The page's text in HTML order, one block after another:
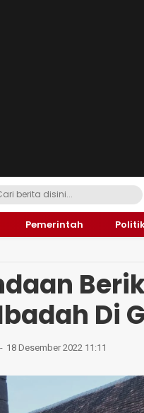
Pemerintah
Di
18 Desember 2022 11:11